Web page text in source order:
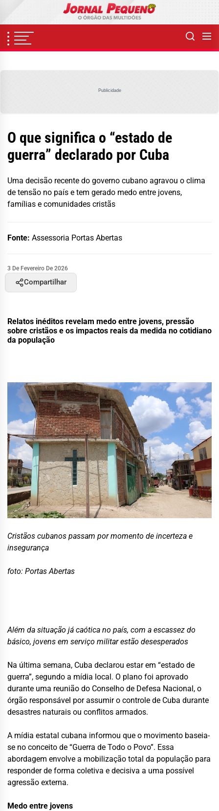
content
Publicidade
O que significa o “estado de
guerra” declarado por Cuba
Uma decisão recente do governo cubano agravou o clima
de tensão no país e tem gerado medo entre jovens,
famílias e comunidades cristãs
Fonte: Assessoria Portas Abertas
3 De Fevereiro De 2026
Compartilhar
Relatos inéditos revelam medo entre jovens, pressão
sobre cristãos e os impactos reais da medida no cotidiano
da população
Cristãos cubanos passam por momento de incerteza e
insegurança
foto: Portas Abertas
Além da situação já caótica no país, com a escassez do
básico, jovens em serviço militar estão desesperados
Na última semana, Cuba declarou estar em “estado de
guerra”, segundo a mídia local. O plano foi aprovado
durante uma reunião do Conselho de Defesa Nacional, o
órgão responsável por assumir o controle de Cuba durante
desastres naturais ou conflitos armados.
A mídia estatal cubana informou que o movimento baseia-
se no conceito de “Guerra de Todo o Povo”. Essa
abordagem envolve a mobilização total da população para
responder de forma coletiva e decisiva a uma possível
agressão externa.
Medo entre jovens